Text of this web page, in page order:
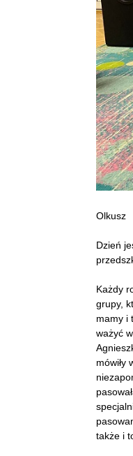
Olkusz
Dzień
Każdy
grupy,
mamy i
ważyć
mówiły
także i